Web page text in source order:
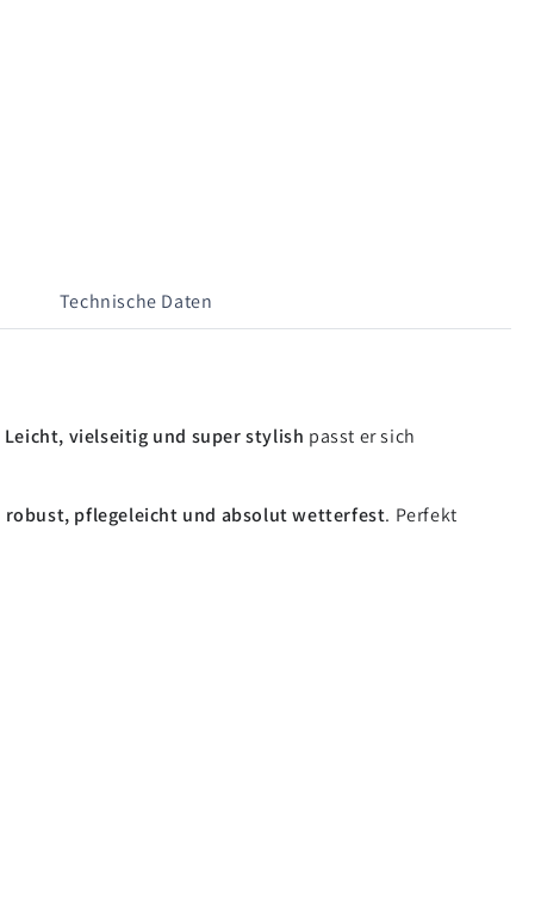
Technische Daten
Leicht, vielseitig und super stylish passt er sich
robust, pflegeleicht und absolut wetterfest. Perfekt